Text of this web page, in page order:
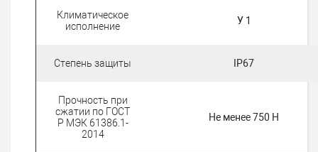
Климатическое
исполнение
У 1
Степень защиты IP67
Прочность при
сжатии по ГОСТ
Р МЭК 61386.1-
2014
Не менее 750 H